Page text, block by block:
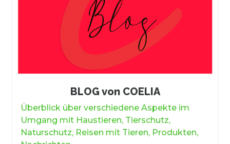
BLOG von COELIA
Überblick über verschiedene Aspekte im
Umgang mit Haustieren, Tierschutz,
Naturschutz, Reisen mit Tieren, Produkten,